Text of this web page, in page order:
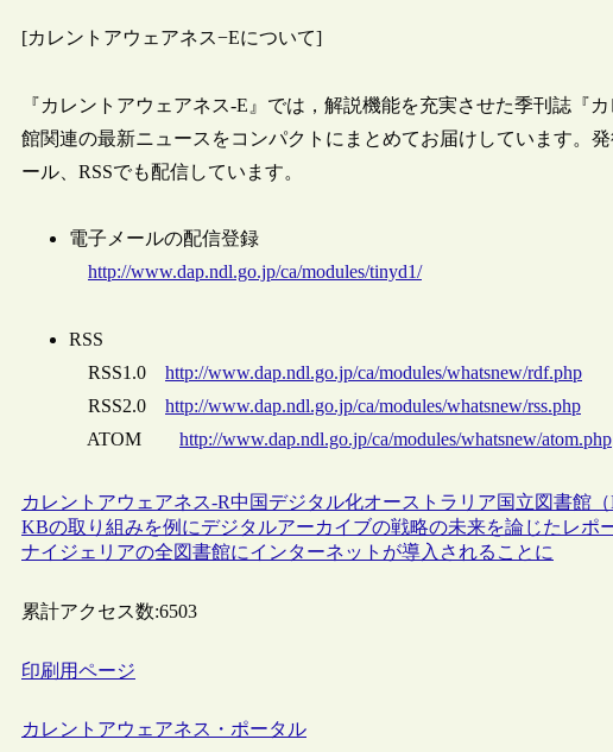
[カレントアウェアネス−Eについて]
『カレントアウェアネス-E』では，解説機能を充実させた季刊誌『
館関連の最新ニュースをコンパクトにまとめてお届けしています。
ール、RSSでも配信しています。
電子メールの配信登録
http://www.dap.ndl.go.jp/ca/modules/tinyd1/
RSS
RSS1.0 http://www.dap.ndl.go.jp/ca/modules/whatsnew/rdf.php
RSS2.0 http://www.dap.ndl.go.jp/ca/modules/whatsnew/rss.php
ATOM http://www.dap.ndl.go.jp/ca/modules/whatsnew/atom.php
カレントアウェアネス-R中国 デジタル化オーストラリア国立図書館（
KBの取り組みを例にデジタルアーカイブの戦略の未来を論じたレポ
ナイジェリアの全図書館にインターネットが導入されることに
累計アクセス数:6503
印刷用ページ
カレントアウェアネス・ポータル